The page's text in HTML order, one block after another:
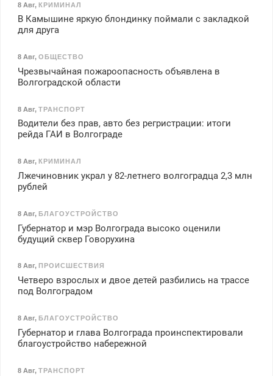
8 Авг, КРИМИНАЛ
В Камышине яркую блондинку поймали с закладкой
для друга
8 Авг, ОБЩЕСТВО
Чрезвычайная пожароопасность объявлена в
Волгоградской области
8 Авг, ТРАНСПОРТ
Водители без прав, авто без регристрации: итоги
рейда ГАИ в Волгограде
8 Авг, КРИМИНАЛ
Лжечиновник украл у 82-летнего волгоградца 2,3 млн
рублей
8 Авг, БЛАГОУСТРОЙСТВО
Губернатор и мэр Волгограда высоко оценили
будущий сквер Говорухина
8 Авг, ПРОИСШЕСТВИЯ
Четверо взрослых и двое детей разбились на трассе
под Волгоградом
8 Авг, БЛАГОУСТРОЙСТВО
Губернатор и глава Волгограда проинспектировали
благоустройство набережной
8 Авг, ТРАНСПОРТ